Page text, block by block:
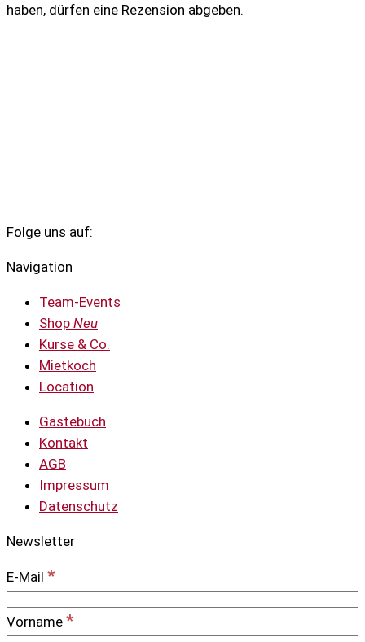
haben, dürfen eine Rezension abgeben.
Folge uns auf:
Navigation
Team-Events
Shop Neu
Kurse & Co.
Mietkoch
Location
Gästebuch
Kontakt
AGB
Impressum
Datenschutz
Newsletter
E-Mail *
Vorname *